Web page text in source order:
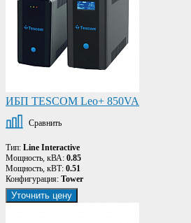
ИБП TESCOM Leo+ 850VA
Сравнить
Тип: Line Interactive
Мощность, кВА: 0.85
Мощность, кВТ: 0.51
Конфигурация: Tower
Уточнить цену